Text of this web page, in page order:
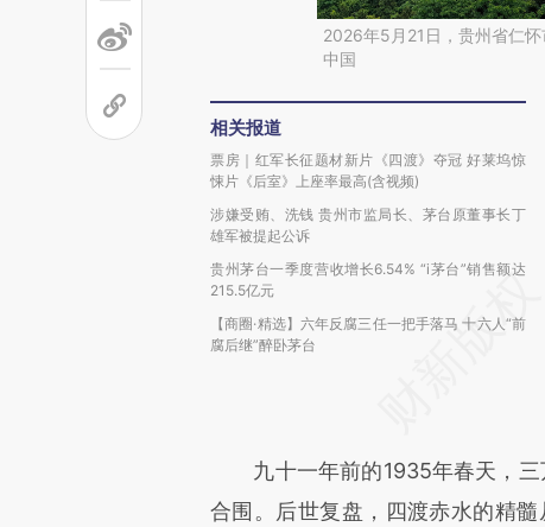
2026年5月21日，贵州省仁
中国
相关报道
票房｜红军长征题材新片《四渡》夺冠 好莱坞惊
悚片《后室》上座率最高(含视频)
涉嫌受贿、洗钱 贵州市监局长、茅台原董事长丁
雄军被提起公诉
贵州茅台一季度营收增长6.54% “i茅台”销售额达
215.5亿元
【商圈·精选】六年反腐三任一把手落马 十六人“前
腐后继”醉卧茅台
九十一年前的1935年春天，三
合围。后世复盘，四渡赤水的精